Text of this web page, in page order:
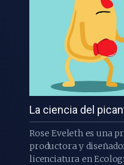
La ciencia del
Rose Eveleth es una
productora y
licenciatura en